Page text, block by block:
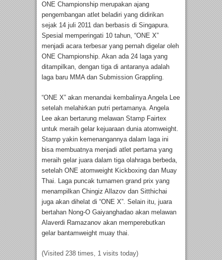
ONE Championship merupakan ajang
pengembangan atlet beladiri yang didirikan
sejak 14 juli 2011 dan berbasis di Singapura.
Spesial memperingati 10 tahun, “ONE X”
menjadi acara terbesar yang pernah digelar oleh
ONE Championship. Akan ada 24 laga yang
ditampilkan, dengan tiga di antaranya adalah
laga baru MMA dan Submission Grappling.
“ONE X” akan menandai kembalinya Angela Lee
setelah melahirkan putri pertamanya. Angela
Lee akan bertarung melawan Stamp Fairtex
untuk meraih gelar kejuaraan dunia atomweight.
Stamp yakin kemenangannya dalam laga ini
bisa membuatnya menjadi atlet pertama yang
meraih gelar juara dalam tiga olahraga berbeda,
setelah ONE atomweight Kickboxing dan Muay
Thai. Laga puncak turnamen grand prix yang
menampilkan Chingiz Allazov dan Sitthichai
juga akan dihelat di “ONE X”. Selain itu, juara
bertahan Nong-O Gaiyanghadao akan melawan
Alaverdi Ramazanov akan memperebutkan
gelar bantamweight muay thai.
(Visited 238 times, 1 visits today)